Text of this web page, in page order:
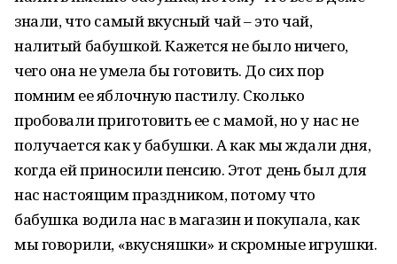
знали, что самый вкусный чай – это чай,
налитый бабушкой. Кажется не было ничего,
чего она не умела бы готовить. До сих пор
помним ее яблочную пастилу. Сколько
пробовали приготовить ее с мамой, но у нас не
получается как у бабушки. А как мы ждали дня,
когда ей приносили пенсию. Этот день был для
нас настоящим праздником, потому что
бабушка водила нас в магазин и покупала, как
мы говорили, «вкусняшки» и скромные игрушки.